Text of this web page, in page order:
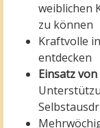
weiblichen
zu können
Kraftvolle
entdecken
Einsatz